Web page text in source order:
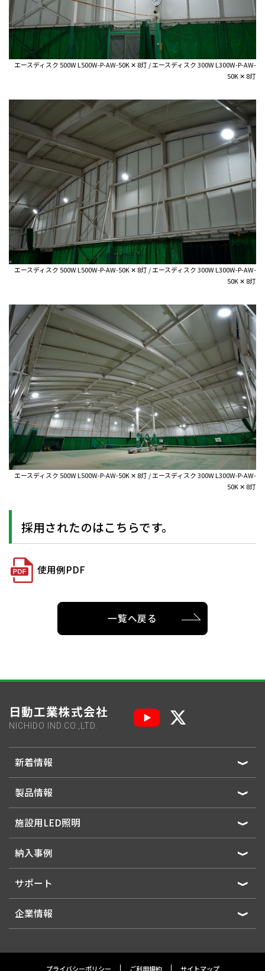
エースディスク 500W L500W-P-AW-50K ✕ 8灯 / エースディスク 300W L300W-P-AW-
50K ✕ 8灯
エースディスク 500W L500W-P-AW-50K ✕ 8灯 / エースディスク 300W L300W-P-AW-
50K ✕ 8灯
エースディスク 500W L500W-P-AW-50K ✕ 8灯 / エースディスク 300W L300W-P-AW-
50K ✕ 8灯
採用されたのはこちらです。
使用例PDF
一覧へ戻る
日動工業株式会社
NICHIDO IND.CO.,LTD.
新着情報
製品情報
施設用LED照明
納入事例
サポート
企業情報
プライバシーポリシー ご利用規約 サイトマップ